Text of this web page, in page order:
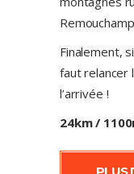
Finalement,
faut relancer
l’arrivée !
24km /